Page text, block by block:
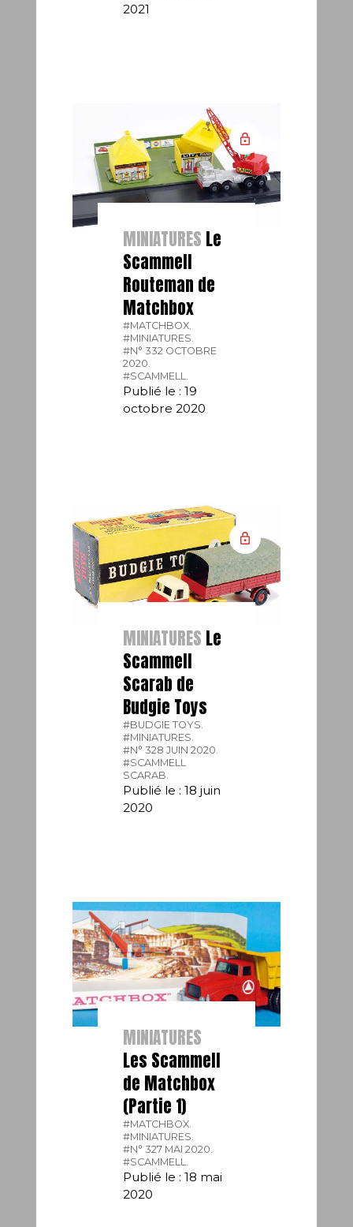
2021
MINIATURES Le
Scammell
Routeman de
Matchbox
#MATCHBOX.
#MINIATURES.
#N° 332 OCTOBRE
2020.
#SCAMMELL.
Publié le : 19
octobre 2020
MINIATURES Le
Scammell
Scarab de
Budgie Toys
#BUDGIE TOYS.
#MINIATURES.
#N° 328 JUIN 2020.
#SCAMMELL
SCARAB.
Publié le : 18 juin
2020
MINIATURES
Les Scammell
de Matchbox
(Partie 1)
#MATCHBOX.
#MINIATURES.
#N° 327 MAI 2020.
#SCAMMELL.
Publié le : 18 mai
2020